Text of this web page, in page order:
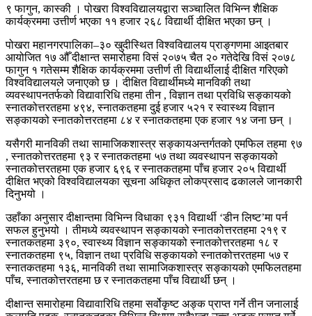
९ फागुन, कास्की । पोखरा विश्वविद्यालयद्वारा सञ्चालित विभिन्न शैक्षिक
कार्यक्रममा उत्तीर्ण भएका ११ हजार २६८ विद्यार्थी दीक्षित भएका छन् ।
पोखरा महानगरपालिका–३० खुदीस्थित विश्वविद्यालय प्राङ्गणमा आइतबार
आयोजित १७ औँ दीक्षान्त समारोहमा विसं २०७५ चैत २० गतेदेखि विसं २०७८
फागुन १ गतेसम्म शैक्षिक कार्यक्रममा उत्तीर्ण ती विद्यार्थीलाई दीक्षित गरिएको
विश्वविद्यालयले जनाएको छ । दीक्षित विद्यार्थीमध्ये मानविकी तथा
व्यवस्थापनतर्फको विद्यावारिधि तहमा तीन , विज्ञान तथा प्रविधि सङ्कायको
स्नातकोत्तरतहमा ४९४, स्नातकतहमा दुई हजार ५२१ र स्वास्थ्य विज्ञान
सङ्कायको स्नातकोत्तरतहमा ८४ र स्नातकतहमा एक हजार १४ जना छन् ।
यसैगरी मानविकी तथा सामाजिकशास्त्र सङ्कायअन्तर्गतको एमफिल तहमा ९७
, स्नातकोत्तरतहमा ९३ र स्नातकतहमा ५७ तथा व्यवस्थापन सङ्कायको
स्नातकोत्तरतहमा एक हजार ६९६ र स्नातकतहमा पाँच हजार २०५ विद्यार्थी
दीक्षित भएको विश्वविद्यालयका सूचना अधिकृत लोकप्रसाद ढकालले जानकारी
दिनुभयो ।
उहाँका अनुसार दीक्षान्तमा विभिन्न विधाका ९३१ विद्यार्थी ‘डीन लिष्ट’मा पर्न
सफल हुनुभयो । तीमध्ये व्यवस्थापन सङ्कायको स्नातकोत्तरतहमा २१९ र
स्नातकतहमा ३९०, स्वास्थ्य विज्ञान सङ्कायको स्नातकोत्तरतहमा १८ र
स्नातकतहमा ९५, विज्ञान तथा प्रविधि सङ्कायको स्नातकोत्तरतहमा ५७ र
स्नातकतहमा १३६, मानविकी तथा सामाजिकशास्त्र सङ्कायको एमफिलतहमा
पाँच, स्नातकोत्तरतहमा छ र स्नातकतहमा पाँच विद्यार्थी छन् ।
दीक्षान्त समारोहमा विद्यावारिधि तहमा सर्वोकृष्ट अङ्क प्राप्त गर्ने तीन जनालाई